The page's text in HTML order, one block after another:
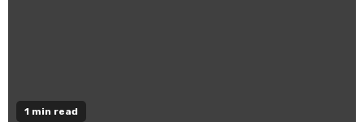
1 min read